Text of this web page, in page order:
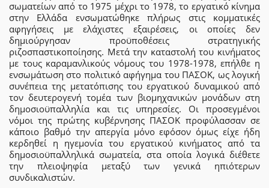
σωματείων από το 1975 μέχρι το 1978, το εργατικό κίνημα
στην Ελλάδα ενσωματώθηκε πλήρως στις κομματικές
αφηγήσεις με ελάχιστες εξαιρέσεις, οι οποίες δεν
δημιούργησαν προϋποθέσεις στρατηγικής
ριζοσπαστικοποίησης. Μετά την καταστολή του κινήματος
με τους καραμανλικούς νόμους του 1978-1978, επήλθε η
ενσωμάτωση στο πολιτικό αφήγημα του ΠΑΣΟΚ, ως λογική
συνέπεια της μετατόπισης του εργατικού δυναμικού από
τον δευτερογενή τομέα των βιομηχανικών μονάδων στη
δημοσιοϋπαλληλία και τις υπηρεσίες. Οι προσεγμένοι
νόμοι της πρώτης κυβέρνησης ΠΑΣΟΚ προφύλασσαν σε
κάποιο βαθμό την απεργία μόνο εφόσον όμως είχε ήδη
κερδηθεί η ηγεμονία του εργατικού κινήματος από τα
δημοσιοϋπαλληλικά σωματεία, στα οποία λογικά διέθετε
την πλειοψηφία μεταξύ των γενικά ηπιότερων
συνδικαλιστών.